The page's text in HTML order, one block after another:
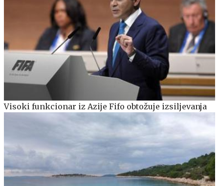
Visoki funkcionar iz Azije Fifo obtožuje izsiljevanja